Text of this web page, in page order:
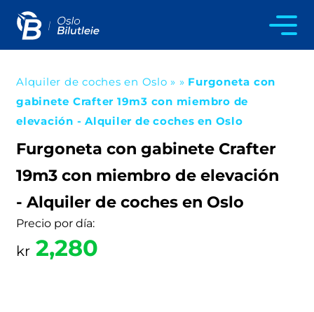
Alquiler de coches en Oslo » » Furgoneta con
gabinete Crafter 19m3 con miembro de
elevación - Alquiler de coches en Oslo
Furgoneta con gabinete Crafter
19m3 con miembro de elevación
- Alquiler de coches en Oslo
Precio por día:
kr 2,280